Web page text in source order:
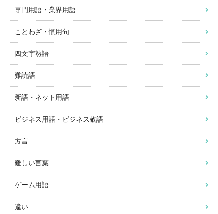
専門用語・業界用語
ことわざ・慣用句
四文字熟語
難読語
新語・ネット用語
ビジネス用語・ビジネス敬語
方言
難しい言葉
ゲーム用語
違い